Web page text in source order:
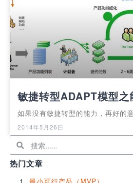
敏捷转型ADAPT模型之
如果没有敏捷转型的能力，再好的
2014年5月26日
热门文章
最小可行产品（MVP）